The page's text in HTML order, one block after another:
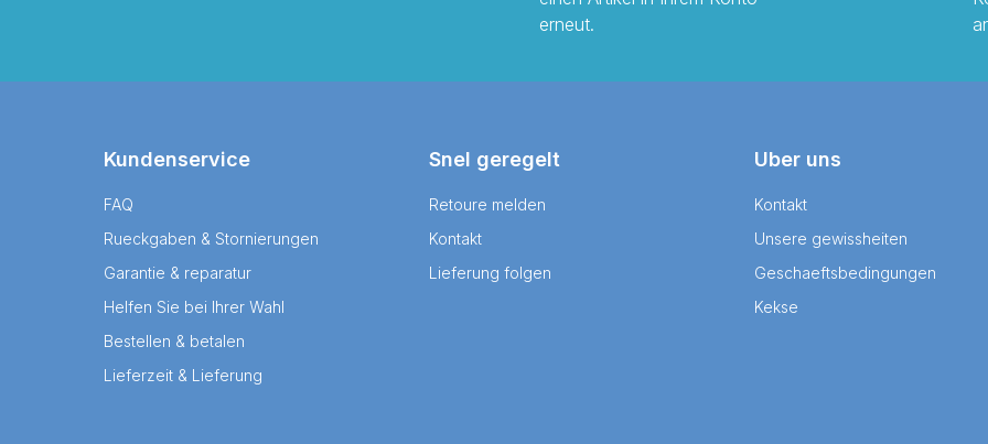
erneut.
Kundenservice
FAQ
Rueckgaben & Stornierungen
Garantie & reparatur
Helfen Sie bei Ihrer Wahl
Bestellen & betalen
Lieferzeit & Lieferung
Snel geregelt
Retoure melden
Kontakt
Lieferung folgen
Uber uns
Kontakt
Unsere gewissheiten
Geschaeftsbedingungen
Kekse